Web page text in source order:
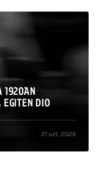
1920AN
DIO
21 uzt. 2026